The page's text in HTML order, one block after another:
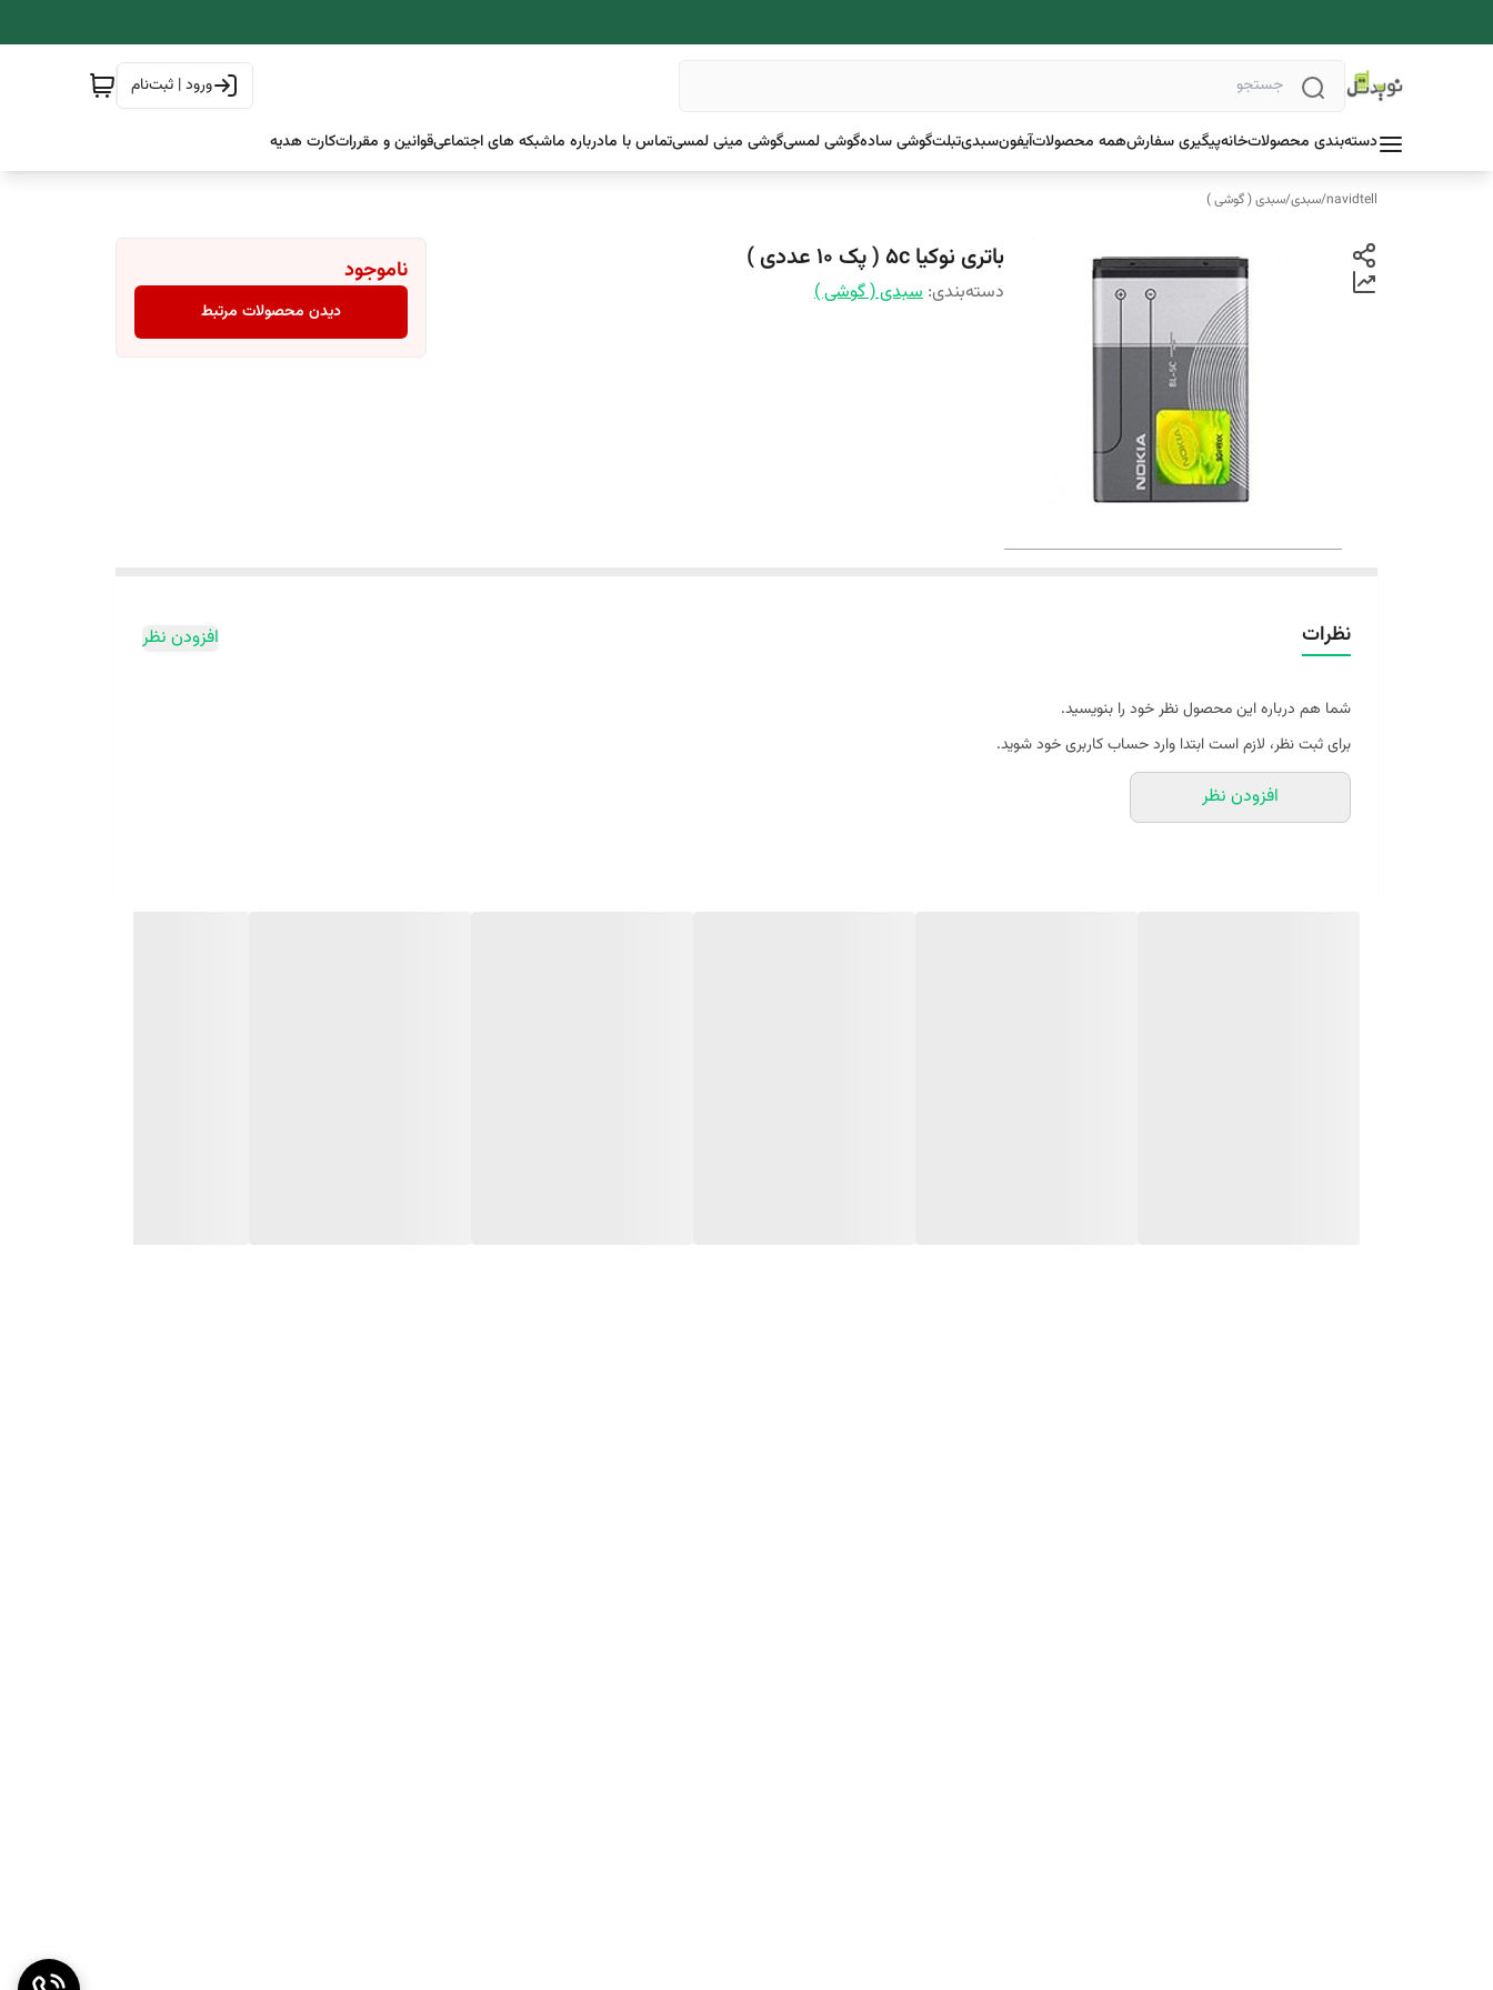
ورود | ثبت‌نام
دسته‌بندی محصولاتخانهپیگیری سفارشهمه محصولاتآیفونسبدیتبلتگوشی سادهگوشی لمسیگوشی مینی لمسیتماس با مادرباره ماشبکه های اجتماعیقوانین و مقرراتکارت هدیه
navidtell
/سبدی/سبدی ( گوشی )
باتری نوکیا 5c ( پک ۱۰ عددی )
دسته‌بندی: سبدی ( گوشی )
ناموجود
دیدن محصولات مرتبط
نظرات افزودن نظر
شما هم درباره این محصول نظر خود را بنویسید.
برای ثبت نظر، لازم است ابتدا وارد حساب کاربری خود شوید.
افزودن نظر